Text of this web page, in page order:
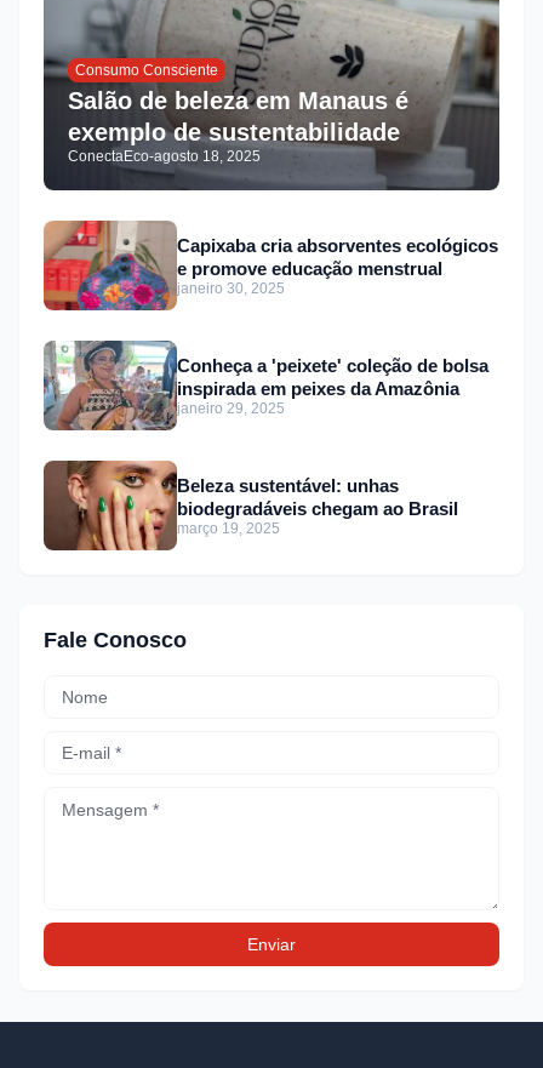
Consumo Consciente
Salão de beleza em Manaus é
exemplo de sustentabilidade
ConectaEco-agosto 18, 2025
Capixaba cria absorventes ecológicos
e promove educação menstrual
janeiro 30, 2025
Conheça a 'peixete' coleção de bolsa
inspirada em peixes da Amazônia
janeiro 29, 2025
Beleza sustentável: unhas
biodegradáveis chegam ao Brasil
março 19, 2025
Fale Conosco